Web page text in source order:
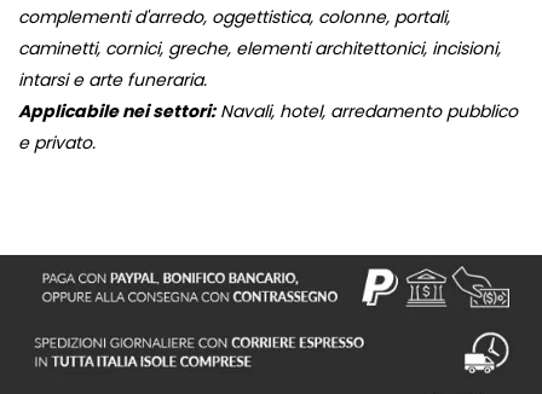
complementi d'arredo, oggettistica, colonne, portali,
caminetti, cornici, greche, elementi architettonici, incisioni,
intarsi e arte funeraria.
Applicabile nei settori:Navali, hotel, arredamento pubblico
e privato.